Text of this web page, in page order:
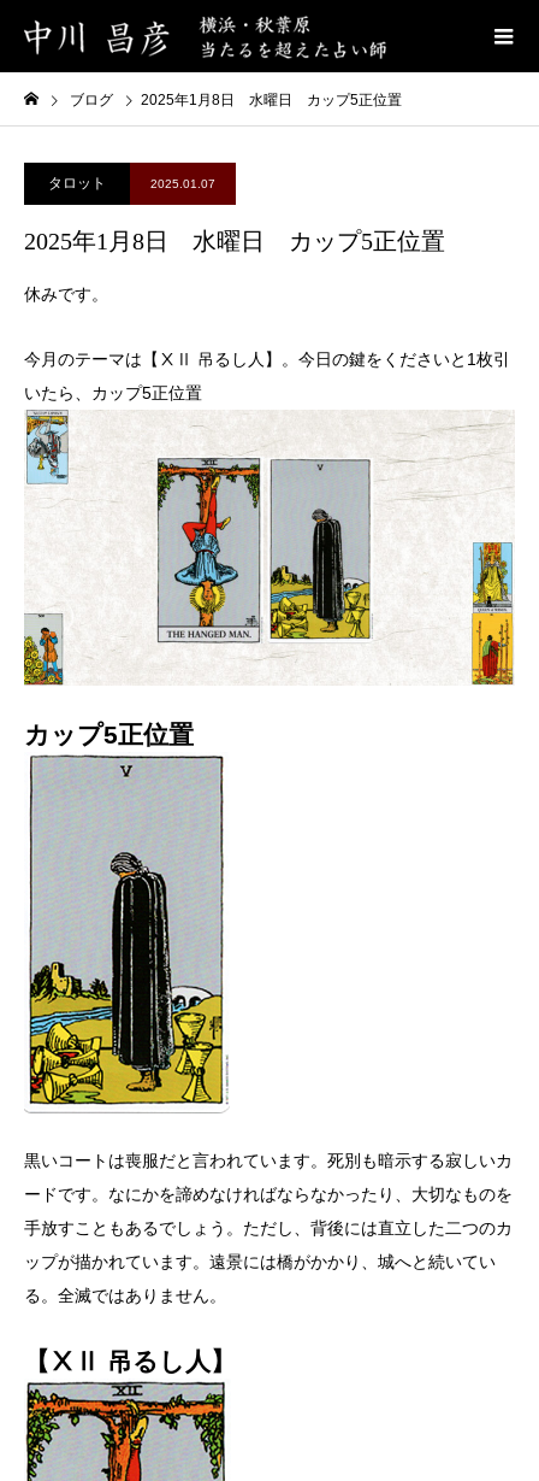
ブログ 2025年1月8日 水曜日 カップ5正位置
タロット 2025.01.07
2025年1月8日 水曜日 カップ5正位置
休みです。
今月のテーマは【ⅩⅡ 吊るし人】。今日の鍵をくださいと1枚引
いたら、カップ5正位置
カップ5正位置
黒いコートは喪服だと言われています。死別も暗示する寂しいカ
ードです。なにかを諦めなければならなかったり、大切なものを
手放すこともあるでしょう。ただし、背後には直立した二つのカ
ップが描かれています。遠景には橋がかかり、城へと続いてい
る。全滅ではありません。
【ⅩⅡ 吊るし人】